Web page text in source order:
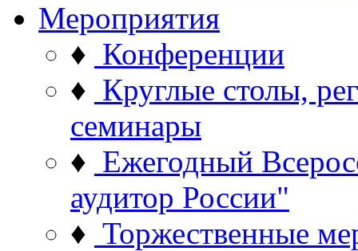
Мероприятия
♦ Конференции
♦ Круглые столы,
семинары
♦ Ежегодный
аудитор России"
♦ Торжественные